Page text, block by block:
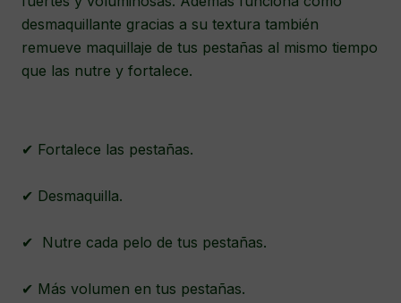
desmaquillante gracias a su textura también
remueve maquillaje de tus pestañas al mismo tiempo
que las nutre y fortalece.
✔ Fortalece las pestañas.
✔ Desmaquilla.
✔ Nutre cada pelo de tus pestañas.
✔ Más volumen en tus pestañas.